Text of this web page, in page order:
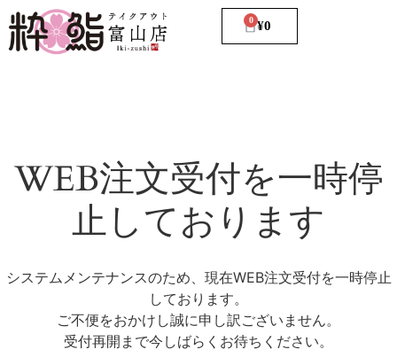
¥0
0
WEB注文受付を一時停
止しております
システムメンテナンスのため、現在WEB注文受付を一時停止
しております。
ご不便をおかけし誠に申し訳ございません。
受付再開まで今しばらくお待ちください。